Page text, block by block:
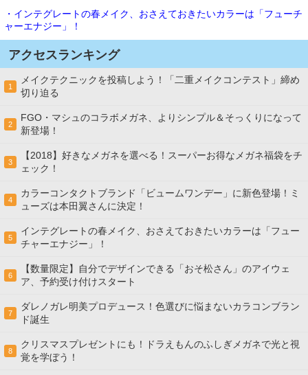
・インテグレートの春メイク、おさえておきたいカラーは「フューチ
ャーエナジー」！
アクセスランキング
1
メイクテクニックを投稿しよう！「二重メイクコンテスト」締め
切り迫る
2
FGO・マシュのコラボメガネ、よりシンプル＆そっくりになって
新登場！
3
【2018】好きなメガネを選べる！スーパーお得なメガネ福袋をチ
ェック！
4
カラーコンタクトブランド「ビュームワンデー」に新色登場！ミ
ューズは本田翼さんに決定！
5
インテグレートの春メイク、おさえておきたいカラーは「フュー
チャーエナジー」！
6
【数量限定】自分でデザインできる「おそ松さん」のアイウェ
ア、予約受け付けスタート
7
ダレノガレ明美プロデュース！色選びに悩まないカラコンブラン
ド誕生
8
クリスマスプレゼントにも！ドラえもんのふしぎメガネで光と視
覚を学ぼう！